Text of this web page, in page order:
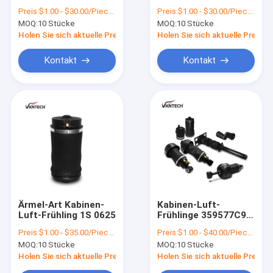
Preis:$1.00 - $30.00/Pieces
MOQ:10 Stücke
Holen Sie sich aktuelle Preis
Kontakt
Preis:$1.00 - $30.00/Pieces
MOQ:10 Stücke
Holen Sie sich aktuelle Preis
Kontakt
Ärmel-Art Kabinen-
Luft-Frühling 1S 0625
Preis:$1.00 - $35.00/Pieces
MOQ:10 Stücke
Holen Sie sich aktuelle Preis
Kabinen-Luft-
Frühlinge 359577C96
Prostar für
amerikanischen LKW-
Trailer
Preis:$1.00 - $40.00/Pieces
MOQ:10 Stücke
Holen Sie sich aktuelle Preis